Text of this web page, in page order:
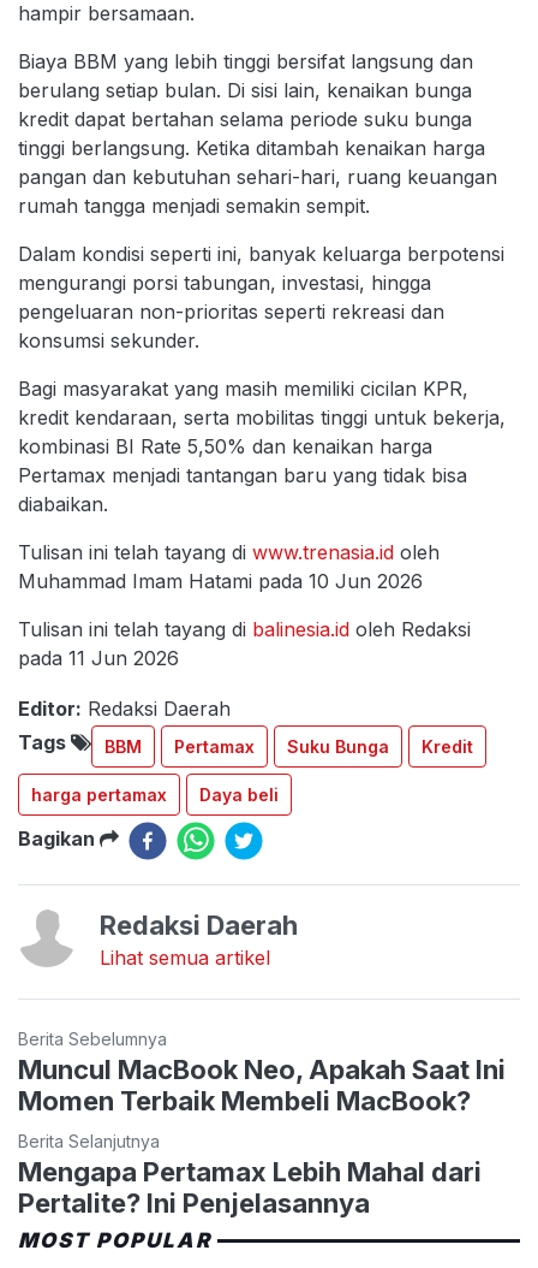
hampir bersamaan.
Biaya BBM yang lebih tinggi bersifat langsung dan
berulang setiap bulan. Di sisi lain, kenaikan bunga
kredit dapat bertahan selama periode suku bunga
tinggi berlangsung. Ketika ditambah kenaikan harga
pangan dan kebutuhan sehari-hari, ruang keuangan
rumah tangga menjadi semakin sempit.
Dalam kondisi seperti ini, banyak keluarga berpotensi
mengurangi porsi tabungan, investasi, hingga
pengeluaran non-prioritas seperti rekreasi dan
konsumsi sekunder.
Bagi masyarakat yang masih memiliki cicilan KPR,
kredit kendaraan, serta mobilitas tinggi untuk bekerja,
kombinasi BI Rate 5,50% dan kenaikan harga
Pertamax menjadi tantangan baru yang tidak bisa
diabaikan.
Tulisan ini telah tayang di www.trenasia.id oleh
Muhammad Imam Hatami pada 10 Jun 2026
Tulisan ini telah tayang di balinesia.id oleh Redaksi
pada 11 Jun 2026
Editor: Redaksi Daerah
Tags
BBM Pertamax Suku Bunga Kredit
harga pertamax Daya beli
Bagikan
Redaksi Daerah
Lihat semua artikel
Berita Sebelumnya
Muncul MacBook Neo, Apakah Saat Ini
Momen Terbaik Membeli MacBook?
Berita Selanjutnya
Mengapa Pertamax Lebih Mahal dari
Pertalite? Ini Penjelasannya
MOST POPULAR